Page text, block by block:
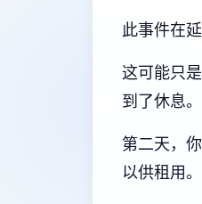
此事件在
这可能只
到了休息。
第二天，
以供租用。